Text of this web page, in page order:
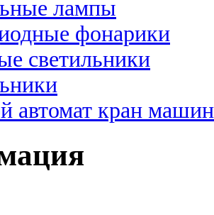
лампы
фонарики
светильники
автомат кран